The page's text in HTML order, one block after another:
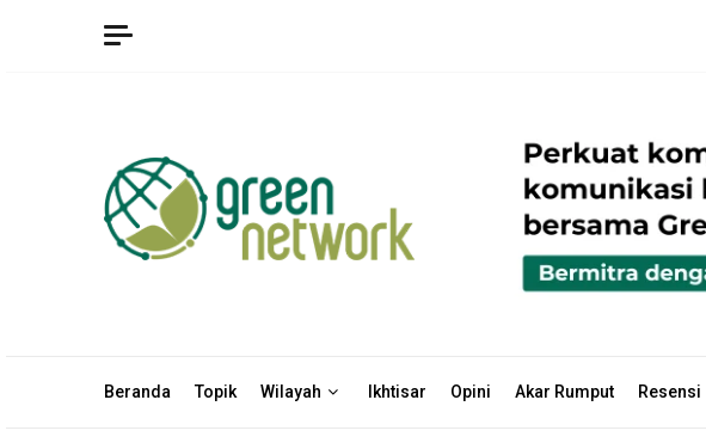
Beranda Topik Wilayah Ikhtisar Opini Akar Rumput Resensi